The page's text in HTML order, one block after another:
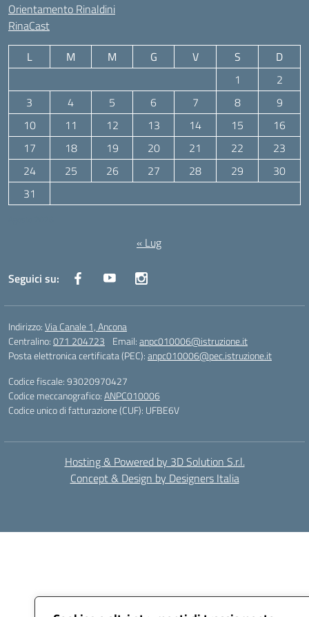
Orientamento Rinaldini
RinaCast
L M M G V S
D
1
2
3
4 5 6 7 8
9
10
11 12 13 14 15
16
17
18 19 20 21 22
23
24
25 26 27 28 29
30
31
« Lug
Seguici su:
Indirizzo:Via Canale 1, Ancona
Centralino:071 204723 Email:anpc010006@istruzione.it
Posta elettronica certificata (PEC):anpc010006@pec.istruzione.it
Codice fiscale: 93020970427
Codice meccanografico:ANPC010006
Codice unico di fatturazione (CUF): UFBE6V
Hosting & Powered by 3D Solution S.r.l.
Concept & Design by Designers Italia